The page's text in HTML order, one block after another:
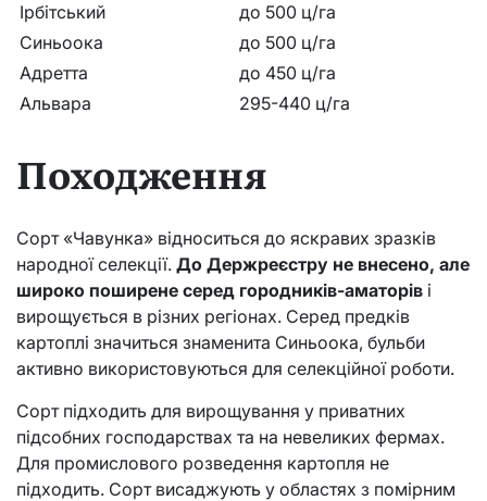
Ірбітський
до 500 ц/га
Синьоока
до 500 ц/га
Адретта
до 450 ц/га
Альвара
295-440 ц/га
Походження
Сорт «Чавунка» відноситься до яскравих зразків
народної селекції. До Держреєстру не внесено, але
широко поширене серед городників-аматорів і
вирощується в різних регіонах. Серед предків
картоплі значиться знаменита Синьоока, бульби
активно використовуються для селекційної роботи.
Сорт підходить для вирощування у приватних
підсобних господарствах та на невеликих фермах.
Для промислового розведення картопля не
підходить. Сорт висаджують у областях з помірним